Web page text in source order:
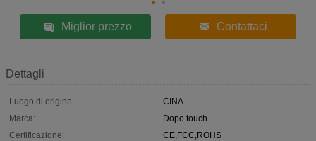
Miglior prezzo Contattaci
Dettagli
Luogo di origine:
CINA
Marca:
Dopo touch
Certificazione:
CE,FCC,ROHS